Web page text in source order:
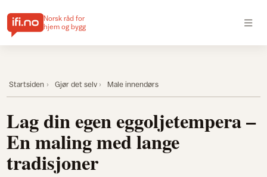
Norsk råd for
hjem og bygg
Startsiden Gjør det selv Male innendørs
Lag din egen eggoljetempera –
En maling med lange
tradisjoner